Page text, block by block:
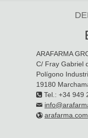
ARAFARMA
C/ Fray Gabriel
Polígono
19180
Tel.: +34 949
arafarma.com